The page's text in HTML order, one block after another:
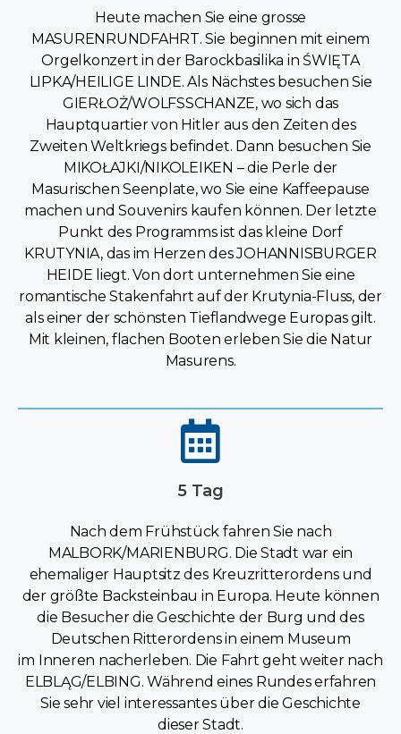
Heute machen Sie eine grosse
MASURENRUNDFAHRT. Sie beginnen mit einem
Orgelkonzert in der Barockbasilika in ŚWIĘTA
LIPKA/HEILIGE LINDE. Als Nächstes besuchen Sie
GIERŁOŻ/WOLFSSCHANZE, wo sich das
Hauptquartier von Hitler aus den Zeiten des
Zweiten Weltkriegs befindet. Dann besuchen Sie
MIKOŁAJKI/NIKOLEIKEN – die Perle der
Masurischen Seenplate, wo Sie eine Kaffeepause
machen und Souvenirs kaufen können. Der letzte
Punkt des Programms ist das kleine Dorf
KRUTYNIA, das im Herzen des JOHANNISBURGER
HEIDE liegt. Von dort unternehmen Sie eine
romantische Stakenfahrt auf der Krutynia-Fluss, der
als einer der schönsten Tieflandwege Europas gilt.
Mit kleinen, flachen Booten erleben Sie die Natur
Masurens.
5 Tag
Nach dem Frühstück fahren Sie nach
MALBORK/MARIENBURG. Die Stadt war ein
ehemaliger Hauptsitz des Kreuzritterordens und
der größte Backsteinbau in Europa. Heute können
die Besucher die Geschichte der Burg und des
Deutschen Ritterordens in einem Museum
im Inneren nacherleben. Die Fahrt geht weiter nach
ELBLĄG/ELBING. Während eines Rundes erfahren
Sie sehr viel interessantes über die Geschichte
dieser Stadt.